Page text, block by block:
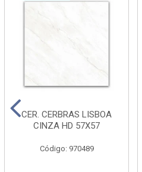
CER. CERBRAS LISBOA
CINZA HD 57X57
Código: 970489